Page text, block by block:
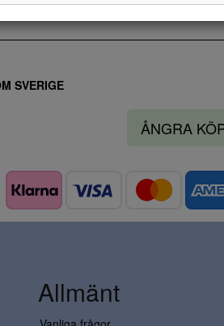
SVERIGE
ÅNGRA
Allmänt